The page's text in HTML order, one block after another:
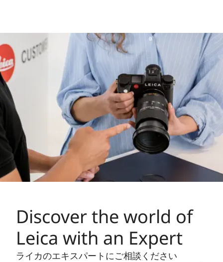
Discover the world of
Leica with an Expert
ライカのエキスパートにご相談ください